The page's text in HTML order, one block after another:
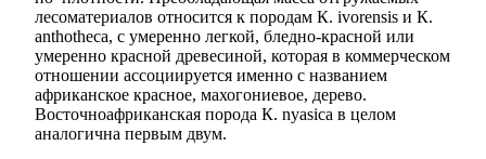
лесоматериалов относится к породам К. ivorensis и К.
anthotheca, с умеренно легкой, бледно-красной или
умеренно красной древесиной, которая в коммерческом
отношении ассоциируется именно с названием
африканское красное, махогониевое, дерево.
Восточноафриканская порода К. nyasica в целом
аналогична первым двум.